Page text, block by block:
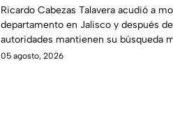
Ricardo Cabezas Talavera en
Ricardo Cabezas Talavera acudió a
departamento en Jalisco y después
autoridades mantienen su búsqueda
colegas refuerzan su seguridad.
05 agosto, 2026